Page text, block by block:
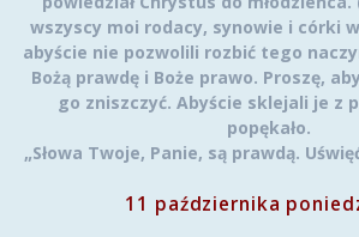
wszyscy moi rodacy, synowie i córki
abyście nie pozwolili rozbić tego
Bożą prawdę i Boże prawo. Proszę,
go zniszczyć. Abyście sklejali je z
popękało.
„Słowa Twoje, Panie, są prawdą.
11 października